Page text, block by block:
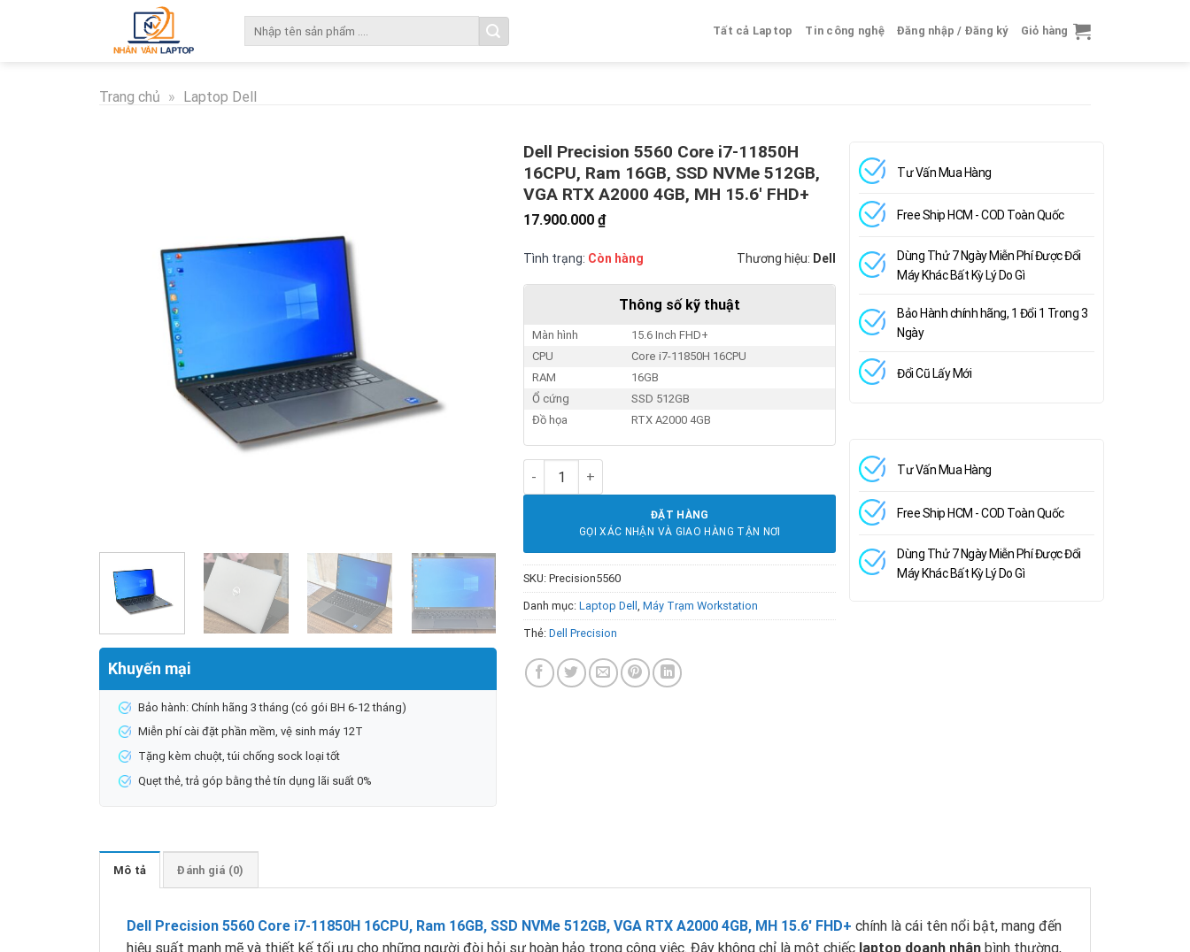
kiếm:
Tất cả Laptop Tin công nghệ Đăng nhập / Đăng ký Giỏ hàng
Trang chủ » Laptop Dell
Khuyến mại
Bảo hành: Chính hãng 3 tháng (có gói BH 6-12 tháng)
Miễn phí cài đặt phần mềm, vệ sinh máy 12T
Tặng kèm chuột, túi chống sock loại tốt
Quẹt thẻ, trả góp bằng thẻ tín dụng lãi suất 0%
Dell Precision 5560 Core i7-11850H
16CPU, Ram 16GB, SSD NVMe 512GB,
VGA RTX A2000 4GB, MH 15.6′ FHD+
17.900.000₫
Tình trạng: Còn hàng Thương hiệu: Dell
Thông số kỹ thuật
Màn hình
15.6 Inch FHD+
CPU
Core i7-11850H 16CPU
RAM
16GB
Ổ cứng
SSD 512GB
Đồ họa
RTX A2000 4GB
Dell Precision 5560 Core i7-11850H 16CPU, Ram 16GB, SSD NVMe 512GB, VGA RTX A2000 4GB, MH 15.6'
ĐẶT HÀNG
GỌI XÁC NHẬN VÀ GIAO HÀNG TẬN NƠI
SKU:Precision5560
Danh mục:Laptop Dell,Máy Trạm Workstation
Thẻ:Dell Precision
Tư Vấn Mua Hàng
Free Ship HCM - COD Toàn Quốc
Dùng Thử 7 Ngày Miễn Phí Được Đổi
Máy Khác Bất Kỳ Lý Do Gì
Bảo Hành chính hãng, 1 Đổi 1 Trong 3
Ngày
Đổi Cũ Lấy Mới
Tư Vấn Mua Hàng
Free Ship HCM - COD Toàn Quốc
Dùng Thử 7 Ngày Miễn Phí Được Đổi
Máy Khác Bất Kỳ Lý Do Gì
Mô tả Đánh giá (0)
Dell Precision 5560 Core i7-11850H 16CPU, Ram 16GB, SSD NVMe 512GB, VGA RTX A2000 4GB, MH 15.6′ FHD+ chính là cái tên nổi bật, mang đến
hiệu suất mạnh mẽ và thiết kế tối ưu cho những người đòi hỏi sự hoàn hảo trong công việc. Đây không chỉ là một chiếc laptop doanh nhân bình thường,